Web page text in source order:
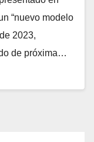
“nuevo modelo
2023,
de próxima…